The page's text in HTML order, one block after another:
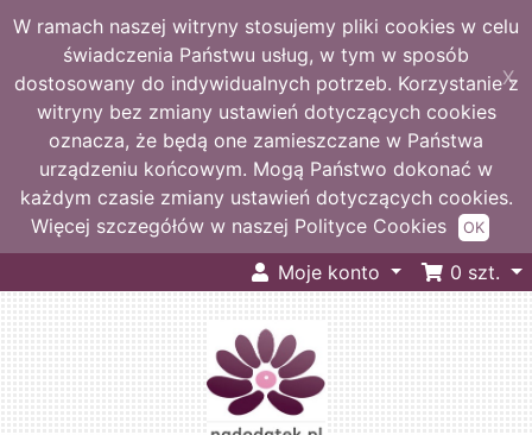
W ramach naszej witryny stosujemy pliki cookies w celu
świadczenia Państwu usług, w tym w sposób
dostosowany do indywidualnych potrzeb. Korzystanie z
witryny bez zmiany ustawień dotyczących cookies
oznacza, że będą one zamieszczane w Państwa
urządzeniu końcowym. Mogą Państwo dokonać w
każdym czasie zmiany ustawień dotyczących cookies.
Więcej szczegółów w naszej Polityce Cookies
X
OK
Moje konto 0 szt.